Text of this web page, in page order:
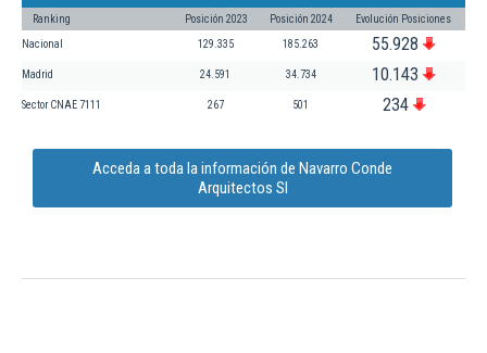
Ranking Posición 2023 Posición 2024 Evolución Posiciones
Nacional 129.335 185.263 55.928
Madrid 24.591 34.734 10.143
Sector CNAE 7111 267 501 234
Acceda a toda la información de Navarro Conde
Arquitectos Sl